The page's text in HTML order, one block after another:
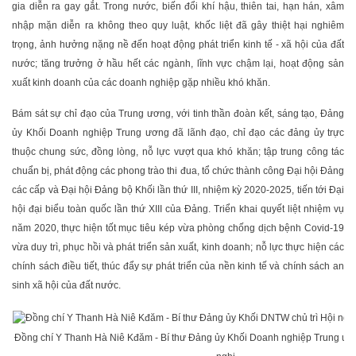
gia diễn ra gay gắt. Trong nước, biến đổi khí hậu, thiên tai, hạn hán, xâm
nhập mặn diễn ra không theo quy luật, khốc liệt đã gây thiệt hại nghiêm
trọng, ảnh hưởng nặng nề đến hoạt động phát triển kinh tế - xã hội của đất
nước; tăng trưởng ở hầu hết các ngành, lĩnh vực chậm lại, hoạt động sản
xuất kinh doanh của các doanh nghiệp gặp nhiều khó khăn.
Bám sát sự chỉ đạo của Trung ương, với tinh thần đoàn kết, sáng tạo, Đảng
ủy Khối Doanh nghiệp Trung ương đã lãnh đạo, chỉ đạo các đảng ủy trực
thuộc chung sức, đồng lòng, nỗ lực vượt qua khó khăn; tập trung công tác
chuẩn bị, phát động các phong trào thi đua, tổ chức thành công Đại hội Đảng
các cấp và Đại hội Đảng bộ Khối lần thứ III, nhiệm kỳ 2020-2025, tiến tới Đại
hội đại biểu toàn quốc lần thứ XIII của Đảng. Triển khai quyết liệt nhiệm vụ
năm 2020, thực hiện tốt mục tiêu kép vừa phòng chống dịch bệnh Covid-19
vừa duy trì, phục hồi và phát triển sản xuất, kinh doanh; nỗ lực thực hiện các
chính sách điều tiết, thúc đẩy sự phát triển của nền kinh tế và chính sách an
sinh xã hội của đất nước.
Đồng chí Y Thanh Hà Niê Kđăm - Bí thư Đảng ủy Khối Doanh nghiệp Trung